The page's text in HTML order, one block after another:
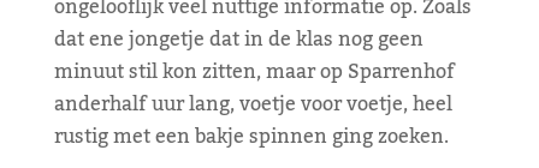
dat ene jongetje dat in de klas nog geen
minuut stil kon zitten, maar op Sparrenhof
anderhalf uur lang, voetje voor voetje, heel
rustig met een bakje spinnen ging zoeken.